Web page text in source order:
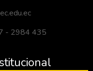
- 2984 435